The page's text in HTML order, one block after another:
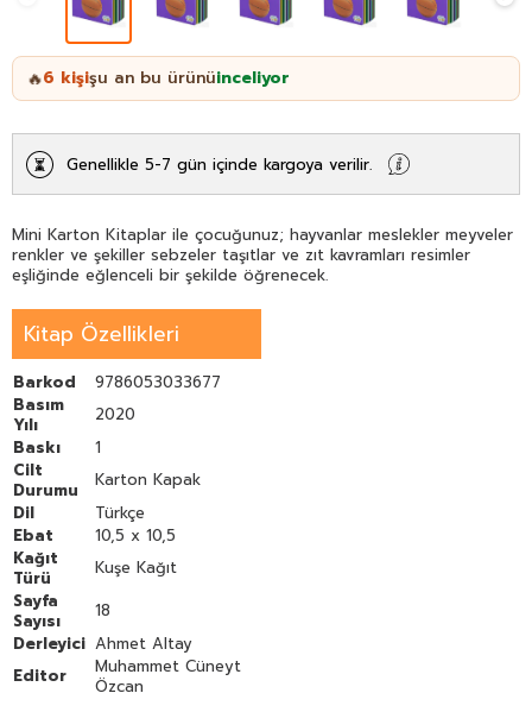
🔥6 kişişu an bu ürünüinceliyor
Genellikle 5-7 gün içinde kargoya verilir.
Mini Karton Kitaplar ile çocuğunuz; hayvanlar meslekler meyveler
renkler ve şekiller sebzeler taşıtlar ve zıt kavramları resimler
eşliğinde eğlenceli bir şekilde öğrenecek.
Kitap Özellikleri
Barkod
9786053033677
Basım
Yılı
2020
Baskı
1
Cilt
Durumu
Karton Kapak
Dil
Türkçe
Ebat
10,5 x 10,5
Kağıt
Türü
Kuşe Kağıt
Sayfa
Sayısı
18
Derleyici Ahmet Altay
Editor
Muhammet Cüneyt
Özcan